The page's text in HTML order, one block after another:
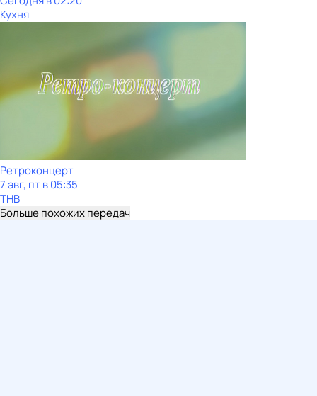
Кухня
Ретроконцерт
7 авг, пт в 05:35
ТНВ
Больше похожих передач